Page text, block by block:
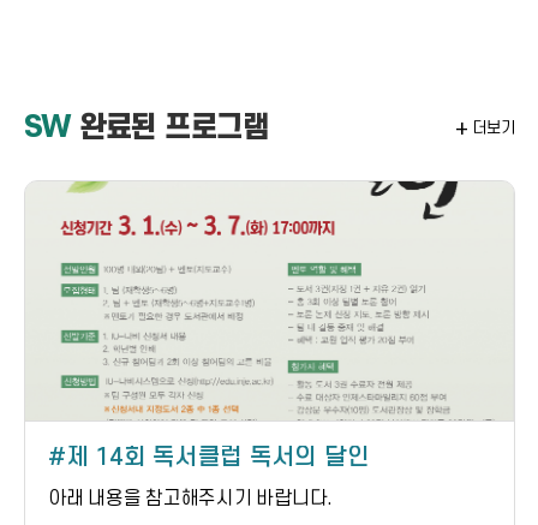
SW 완료된 프로그램 add 더보기
제 14회 독서클럽 독서의 달인
아래 내용을 참고해주시기 바랍니다.